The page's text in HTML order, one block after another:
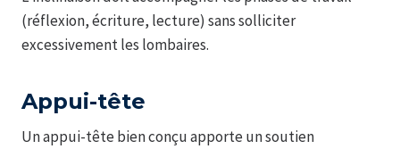
(réflexion, écriture, lecture) sans solliciter
excessivement les lombaires.
Appui-tête
Un appui-tête bien conçu apporte un soutien